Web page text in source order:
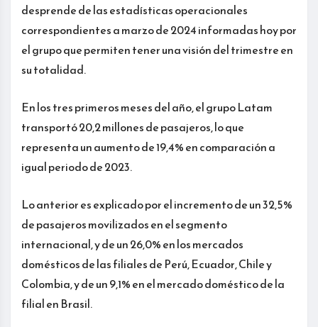
desprende de las estadísticas operacionales
correspondientes a marzo de 2024 informadas hoy por
el grupo que permiten tener una visión del trimestre en
su totalidad.
En los tres primeros meses del año, el grupo Latam
transportó 20,2 millones de pasajeros, lo que
representa un aumento de 19,4% en comparación a
igual periodo de 2023.
Lo anterior es explicado por el incremento de un 32,5%
de pasajeros movilizados en el segmento
internacional, y de un 26,0% en los mercados
domésticos de las filiales de Perú, Ecuador, Chile y
Colombia, y de un 9,1% en el mercado doméstico de la
filial en Brasil.